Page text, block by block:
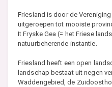
Friesland is door de
uitgeroepen tot mooiste
It Fryske Gea (= het Friese
natuurbeherende instantie.
Friesland heeft een open
landschap bestaat uit negen
Waddengebied, de